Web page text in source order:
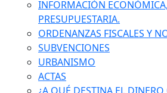
INFORMACIÓN
PRESUPUESTARIA.
ORDENANZAS FISCALES Y
SUBVENCIONES
URBANISMO
ACTAS